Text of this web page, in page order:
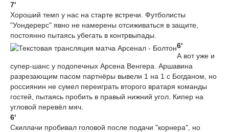
7'
Хороший темп у нас на старте встречи. Футболисты
"Уондерерс" явно не намерены отсиживаться в защите,
постоянно пытаясь убегать в контрвыпады.
6'
А вот уже и
супер-шанс у подопечных Арсена Венгера. Аршавина
разрезающим пасом партнёры вывели 1 на 1 с Богданом, но
россиянин не сумел переиграть второго вратаря команды
гостей, пытаясь пробить в правый нижний угол. Кипер на
угловой перевёл мяч.
6'
Скиллачи пробивал головой после подачи "корнера", но